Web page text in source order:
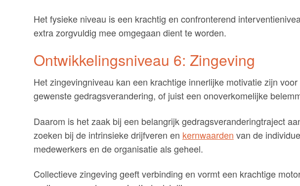
Het fysieke niveau is een krachtig en confronterend
extra zorgvuldig mee omgegaan dient te worden.
Ontwikkelingsniveau 6: Zingeving
Het zingevingniveau kan een krachtige innerlijke motivatie zijn voor
gewenste gedragsverandering, of juist een onoverkomelijke
Daarom is het zaak bij een belangrijk gedragsveranderingtraject
zoeken bij de intrinsieke drijfveren en kernwaarden van de
medewerkers en de organisatie als geheel.
Collectieve zingeving geeft verbinding en vormt een krachtige